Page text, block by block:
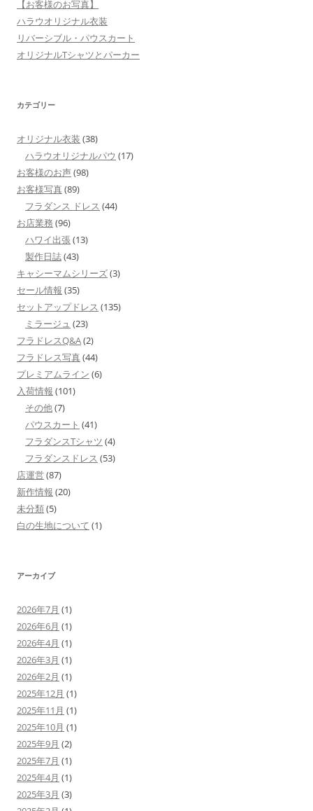
【お客様のお写真】
ハラウオリジナル衣装
リバーシブル・パウスカート
オリジナルTシャツとパーカー
カテゴリー
オリジナル衣装 (38)
ハラウオリジナルパウ (17)
お客様のお声(98)
お客様写真(89)
フラダンス ドレス (44)
お店業務 (96)
ハワイ出張(13)
製作日誌(43)
キャシーマムシリーズ(3)
セール情報 (35)
セットアップドレス (135)
ミラージュ (23)
フラドレスQ&A(2)
フラドレス写真(44)
プレミアムライン (6)
入荷情報 (101)
その他(7)
パウスカート (41)
フラダンスTシャツ (4)
フラダンスドレス (53)
店運営(87)
新作情報 (20)
未分類(5)
白の生地について (1)
アーカイブ
2026年7月 (1)
2026年6月 (1)
2026年4月 (1)
2026年3月 (1)
2026年2月 (1)
2025年12月 (1)
2025年11月 (1)
2025年10月 (1)
2025年9月 (2)
2025年7月 (1)
2025年4月 (1)
2025年3月 (3)